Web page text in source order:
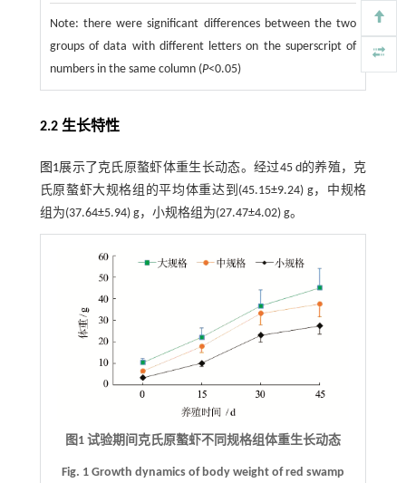
Note: there were significant differences between the two
groups of data with different letters on the superscript of
numbers in the same column (P<0.05)
2.2 生长特性
图1展示了克氏原螯虾体重生长动态。经过45 d的养殖，克
氏原螯虾大规格组的平均体重达到(45.15±9.24) g，中规格
组为(37.64±5.94) g，小规格组为(27.47±4.02) g。
图1 试验期间克氏原螯虾不同规格组体重生长动态
Fig. 1 Growth dynamics of body weight of red swamp